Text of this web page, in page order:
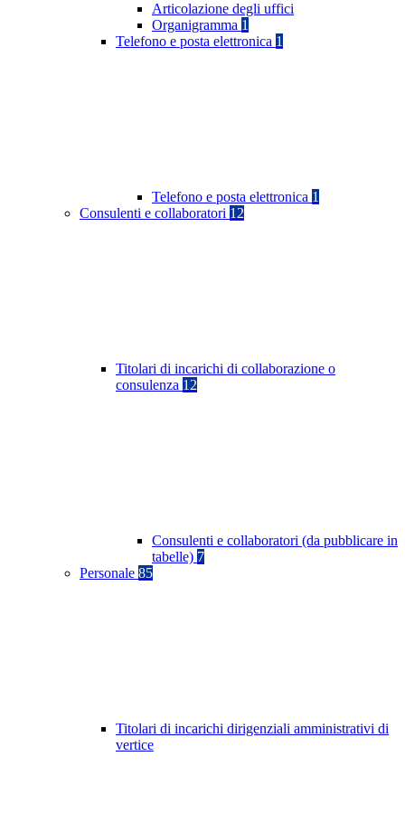
Articolazione degli uffici
Organigramma 1
Telefono e posta elettronica 1
Telefono e posta elettronica 1
Consulenti e collaboratori 12
Titolari di incarichi di collaborazione o
consulenza 12
Consulenti e collaboratori (da pubblicare in
tabelle) 7
Personale 85
Titolari di incarichi dirigenziali amministrativi di
vertice